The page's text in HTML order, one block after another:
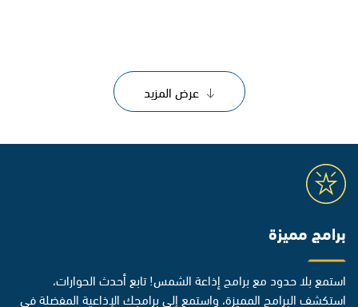
عرض المزيد
برامج مميزة
استمع بلا حدود مع برامج إذاعة الشمس! تابع أحدث الحوارات،
استكشف البرامج المميزة، واستمع إلى برامجك الإذاعية المفضلة في